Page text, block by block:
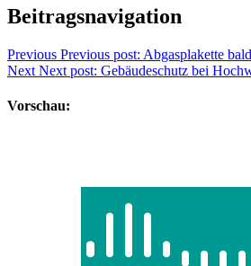
Beitragsnavigation
Previous Previous post: Abgasplakette
Next Next post: Gebäudeschutz bei
Vorschau: